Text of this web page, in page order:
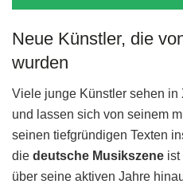
Neue Künstler, die
wurden
Viele junge Künstler sehen in
und lassen sich von seinem
seinen tiefgründigen Texten
die deutsche Musikszene ist
über seine aktiven Jahre